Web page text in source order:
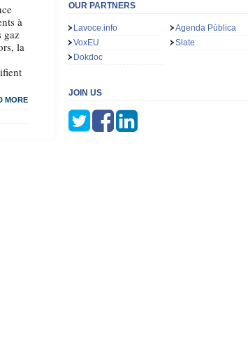
à
gaz
la
MORE
OUR PARTNERS
Lavoce.info
Agenda Pública
VoxEU
Slate
Dokdoc
JOIN US